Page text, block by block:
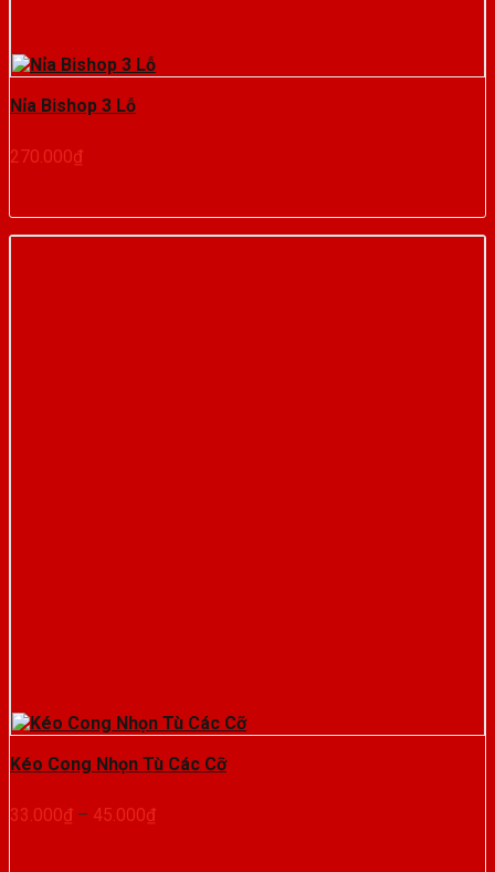
Nỉa Bishop 3 Lỗ
270.000₫
Kéo Cong Nhọn Tù Các Cỡ
33.000₫ – 45.000₫Khoảng